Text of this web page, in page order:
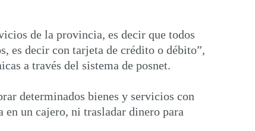
de la provincia, es decir que todos
es decir con tarjeta de crédito o débito”,
a través del sistema de posnet.
determinados bienes y servicios con
en un cajero, ni trasladar dinero para